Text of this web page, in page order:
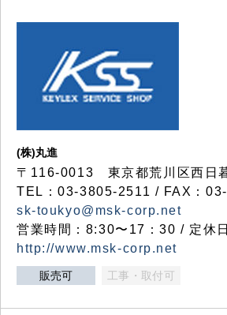
(株)丸進
〒116-0013 東京都荒川区西日
TEL：03-3805-2511 / FAX：
sk-toukyo@msk-corp.net
営業時間：8:30〜17：30 / 定休
http://www.msk-corp.net
販売可 工事・取付可